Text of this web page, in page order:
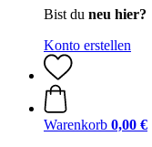
Bist du neu hier?
Konto erstellen
Warenkorb 0,00 €